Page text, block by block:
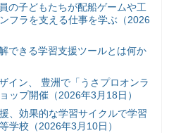
の子どもたちが配船ゲームや工
フラを支える仕事を学ぶ（2026
できる学習支援ツールとは何か
イン、 豊洲で「うさプロオンラ
ップ開催（2026年3月18日）
、効果的な学習サイクルで学習
学校（2026年3月10日）